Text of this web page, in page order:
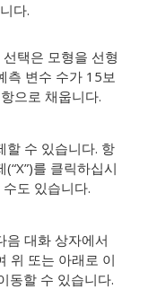
다.
택은 모형을 선형
측 변수 수가 15보
으로 채웁니다.
할 수 있습니다. 항
를 클릭하십시
도 있습니다.
음 대화 상자에서
위 또는 아래로 이
동할 수 있습니다.